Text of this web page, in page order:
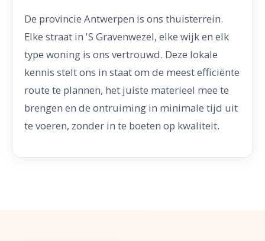
De provincie Antwerpen is ons thuisterrein.
Elke straat in 'S Gravenwezel, elke wijk en elk
type woning is ons vertrouwd. Deze lokale
kennis stelt ons in staat om de meest efficiënte
route te plannen, het juiste materieel mee te
brengen en de ontruiming in minimale tijd uit
te voeren, zonder in te boeten op kwaliteit.